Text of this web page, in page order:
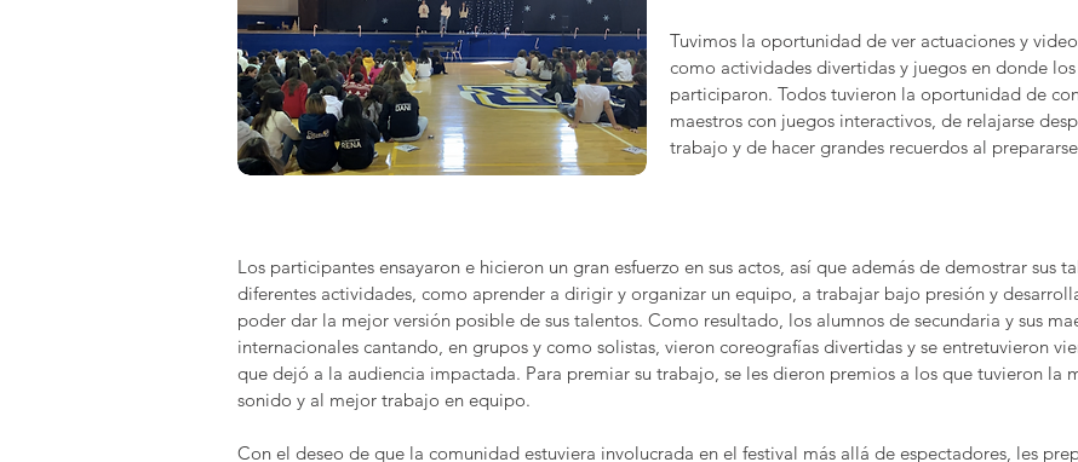
Tuvimos la oportunidad de ver actuaciones y
como actividades divertidas y juegos en donde
participaron. Todos tuvieron la oportunidad de
maestros con juegos interactivos, de relajarse
trabajo y de hacer grandes recuerdos al
Los participantes ensayaron e hicieron un gran esfuerzo en sus actos, así que además de demostrar sus
diferentes actividades, como aprender a dirigir y organizar un equipo, a trabajar bajo presión y
poder dar la mejor versión posible de sus talentos. Como resultado, los alumnos de secundaria y sus
internacionales cantando, en grupos y como solistas, vieron coreografías divertidas y se entretuvieron
que dejó a la audiencia impactada. Para premiar su trabajo, se les dieron premios a los que tuvieron la
sonido y al mejor trabajo en equipo.
Con el deseo de que la comunidad estuviera involucrada en el festival más allá de espectadores, les